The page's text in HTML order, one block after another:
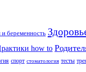
и беременность
how to
спорт стоматология тесты